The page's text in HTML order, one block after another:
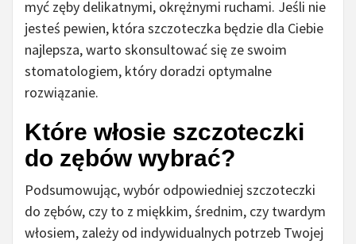
myć zęby delikatnymi, okrężnymi ruchami. Jeśli nie
jesteś pewien, która szczoteczka będzie dla Ciebie
najlepsza, warto skonsultować się ze swoim
stomatologiem, który doradzi optymalne
rozwiązanie.
Które włosie szczoteczki
do zębów wybrać?
Podsumowując, wybór odpowiedniej szczoteczki
do zębów, czy to z miękkim, średnim, czy twardym
włosiem, zależy od indywidualnych potrzeb Twojej